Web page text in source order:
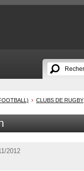
CLUBS DE RUGBY
2012